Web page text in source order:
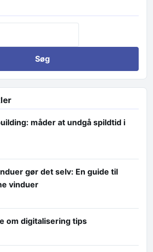
måder at undgå spildtid i
gør det selv: En guide til
vinduer
om digitalisering tips